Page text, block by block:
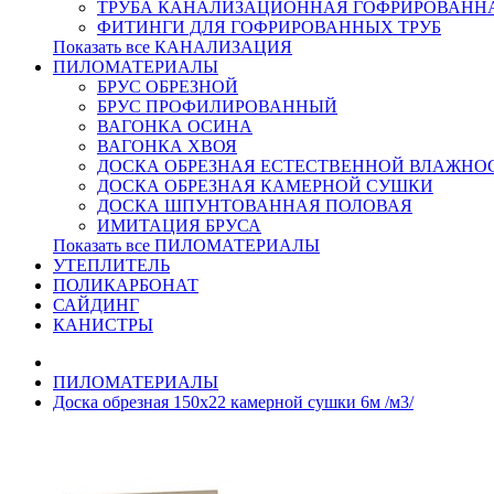
ТРУБА КАНАЛИЗАЦИОННАЯ
ФИТИНГИ ДЛЯ ГОФРИРОВАННЫХ ТРУБ
Показать все КАНАЛИЗАЦИЯ
ПИЛОМАТЕРИАЛЫ
БРУС ОБРЕЗНОЙ
БРУС ПРОФИЛИРОВАННЫЙ
ВАГОНКА ОСИНА
ВАГОНКА ХВОЯ
ДОСКА ОБРЕЗНАЯ ЕСТЕСТВЕННОЙ
ДОСКА ОБРЕЗНАЯ КАМЕРНОЙ СУШКИ
ДОСКА ШПУНТОВАННАЯ ПОЛОВАЯ
ИМИТАЦИЯ БРУСА
Показать все ПИЛОМАТЕРИАЛЫ
УТЕПЛИТЕЛЬ
ПОЛИКАРБОНАТ
САЙДИНГ
КАНИСТРЫ
ПИЛОМАТЕРИАЛЫ
Доска обрезная 150х22 камерной сушки 6м /м3/